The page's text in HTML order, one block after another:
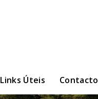
Links Úteis